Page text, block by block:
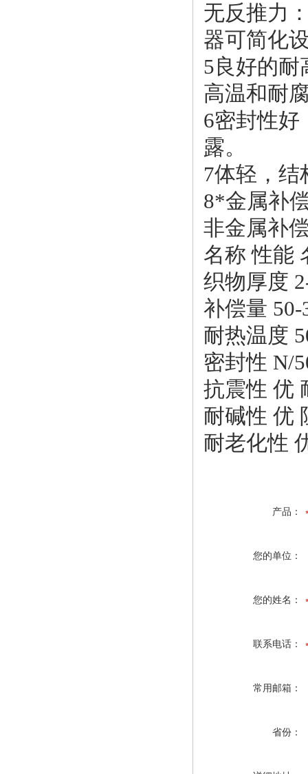
无反推力
器可简化
5良好的耐
高温和耐
6密封性
露。
7体轻，结
8*金属补
非金属补
名称 性能
织物厚度
补偿量
耐热温度
密封性 N/
抗震性 优
耐碱性 优
耐老化性
产品：
您的单位：
您的姓名：
联系电话：
常用邮箱：
省份：